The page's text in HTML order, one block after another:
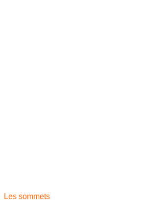
Les sommets